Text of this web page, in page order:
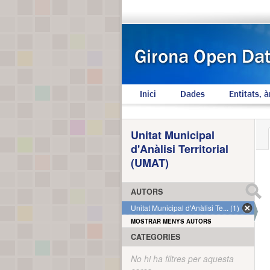
Inici Dades Entitats,
Unitat Municipal
d'Anàlisi Territorial
(UMAT)
AUTORS
Unitat Municipal d'Anàlisi Te... (1)
MOSTRAR MENYS AUTORS
CATEGORIES
No hi ha filtres per aquesta